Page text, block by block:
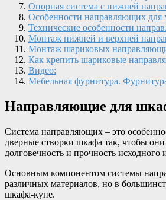
Опорная система с нижней
Особенности направляющих для
Технические особенности
Монтаж нижней и верхней
Монтаж шариковых
Как крепить шариковые
Видео:
Мебельная фурнитура.
Направляющие для
Система направляющих – это
дверные створки шкафа так, чтобы
долговечность и прочность исходного
Основным компонентом системы
различных материалов, но в
шкафа-купе.